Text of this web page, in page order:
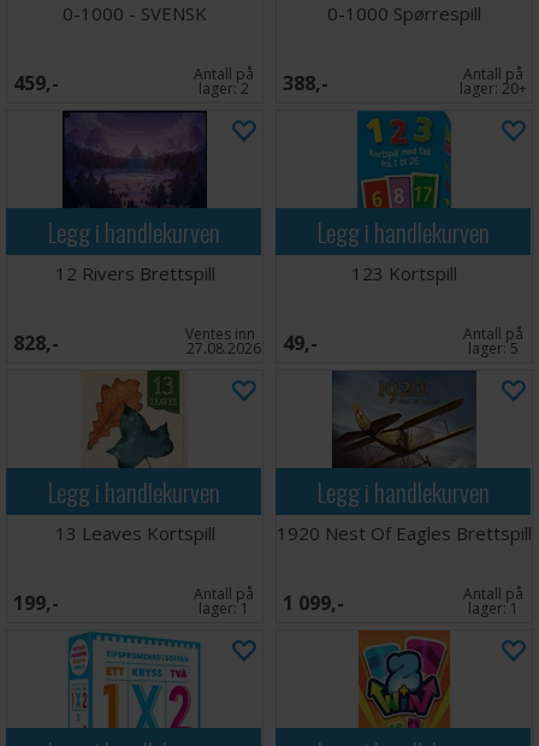
0-1000 - SVENSK
459,- Antall på
lager:2
0-1000 Spørrespill
388,- Antall på
lager: 20+
Legg i handlekurven
12 Rivers Brettspill
828,- Ventes inn
27.08.2026
Legg i handlekurven
123 Kortspill
49,- Antall på
lager:5
Legg i handlekurven
13 Leaves Kortspill
199,- Antall på
lager:1
Legg i handlekurven
1920 Nest Of Eagles Brettspill
1 099,- Antall på
lager:1